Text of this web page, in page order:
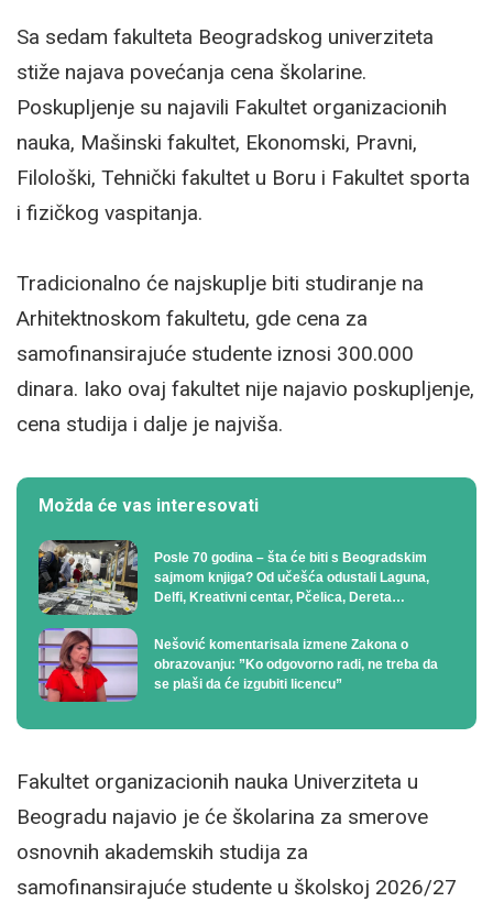
Sa sedam fakulteta Beogradskog univerziteta
stiže najava povećanja cena školarine.
Poskupljenje su najavili Fakultet organizacionih
nauka, Mašinski fakultet, Ekonomski, Pravni,
Filološki, Tehnički fakultet u Boru i Fakultet sporta
i fizičkog vaspitanja.
Tradicionalno će najskuplje biti studiranje na
Arhitektnoskom fakultetu, gde cena za
samofinansirajuće studente iznosi 300.000
dinara. Iako ovaj fakultet nije najavio poskupljenje,
cena studija i dalje je najviša.
Možda će vas interesovati
Posle 70 godina – šta će biti s Beogradskim
sajmom knjiga? Od učešća odustali Laguna,
Delfi, Kreativni centar, Pčelica, Dereta…
Nešović komentarisala izmene Zakona o
obrazovanju: ”Ko odgovorno radi, ne treba da
se plaši da će izgubiti licencu”
Fakultet organizacionih nauka Univerziteta u
Beogradu najavio je će školarina za smerove
osnovnih akademskih studija za
samofinansirajuće studente u školskoj 2026/27